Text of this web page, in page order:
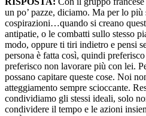
un po’ pazze, diciamo. Ma per lo
cospirazioni…quando si creano
antipatie, o le combatti sullo stesso
modo, oppure ti tiri indietro e pensi
persona è fatta così, quindi
preferisco non lavorare più con lei.
possano capitare queste cose. Noi
atteggiamento sempre scioccante.
condividiamo gli stessi ideali, solo
condividere il tempo e le azioni